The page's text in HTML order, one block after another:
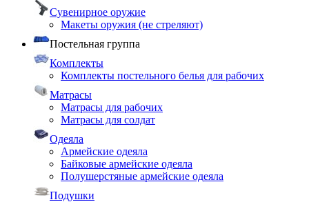
Сувенирное оружие
Макеты оружия (не стреляют)
Постельная группа
Комплекты
Комплекты постельного белья для рабочих
Матрасы
Матрасы для рабочих
Матрасы для солдат
Одеяла
Армейские одеяла
Байковые армейские одеяла
Полушерстяные армейские одеяла
Подушки